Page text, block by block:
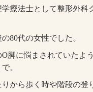
療法士として整形外
80代の女性でした。
脚に悩まされていたよ
。
から歩く時や階段の